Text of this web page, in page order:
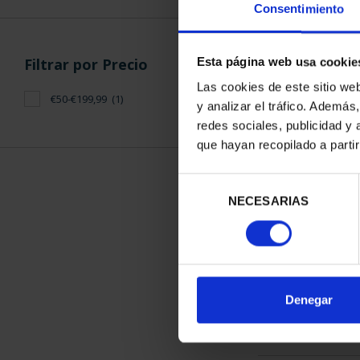
Consentimiento
Esta página web usa
Las cookies de este sitio
y analizar el tráfico.
redes sociales, publicidad y
que hayan recopilado a
consentimiento
NECESARIAS
Denegar
Filtrar por Precio
€50-€199,99 (1)
(2024)
ORDENAR POR: